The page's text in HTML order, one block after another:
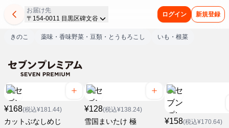
お届け先
〒154-0011 目黒区碑文谷
ログイン 新規登録
きのこ 薬味・香味野菜・豆類・とうもろこし いも・根菜
¥168(税込¥181.44)
カットぶなしめじ
¥128(税込¥138.24)
雪国まいたけ 極 ¥158(税込¥170.64)